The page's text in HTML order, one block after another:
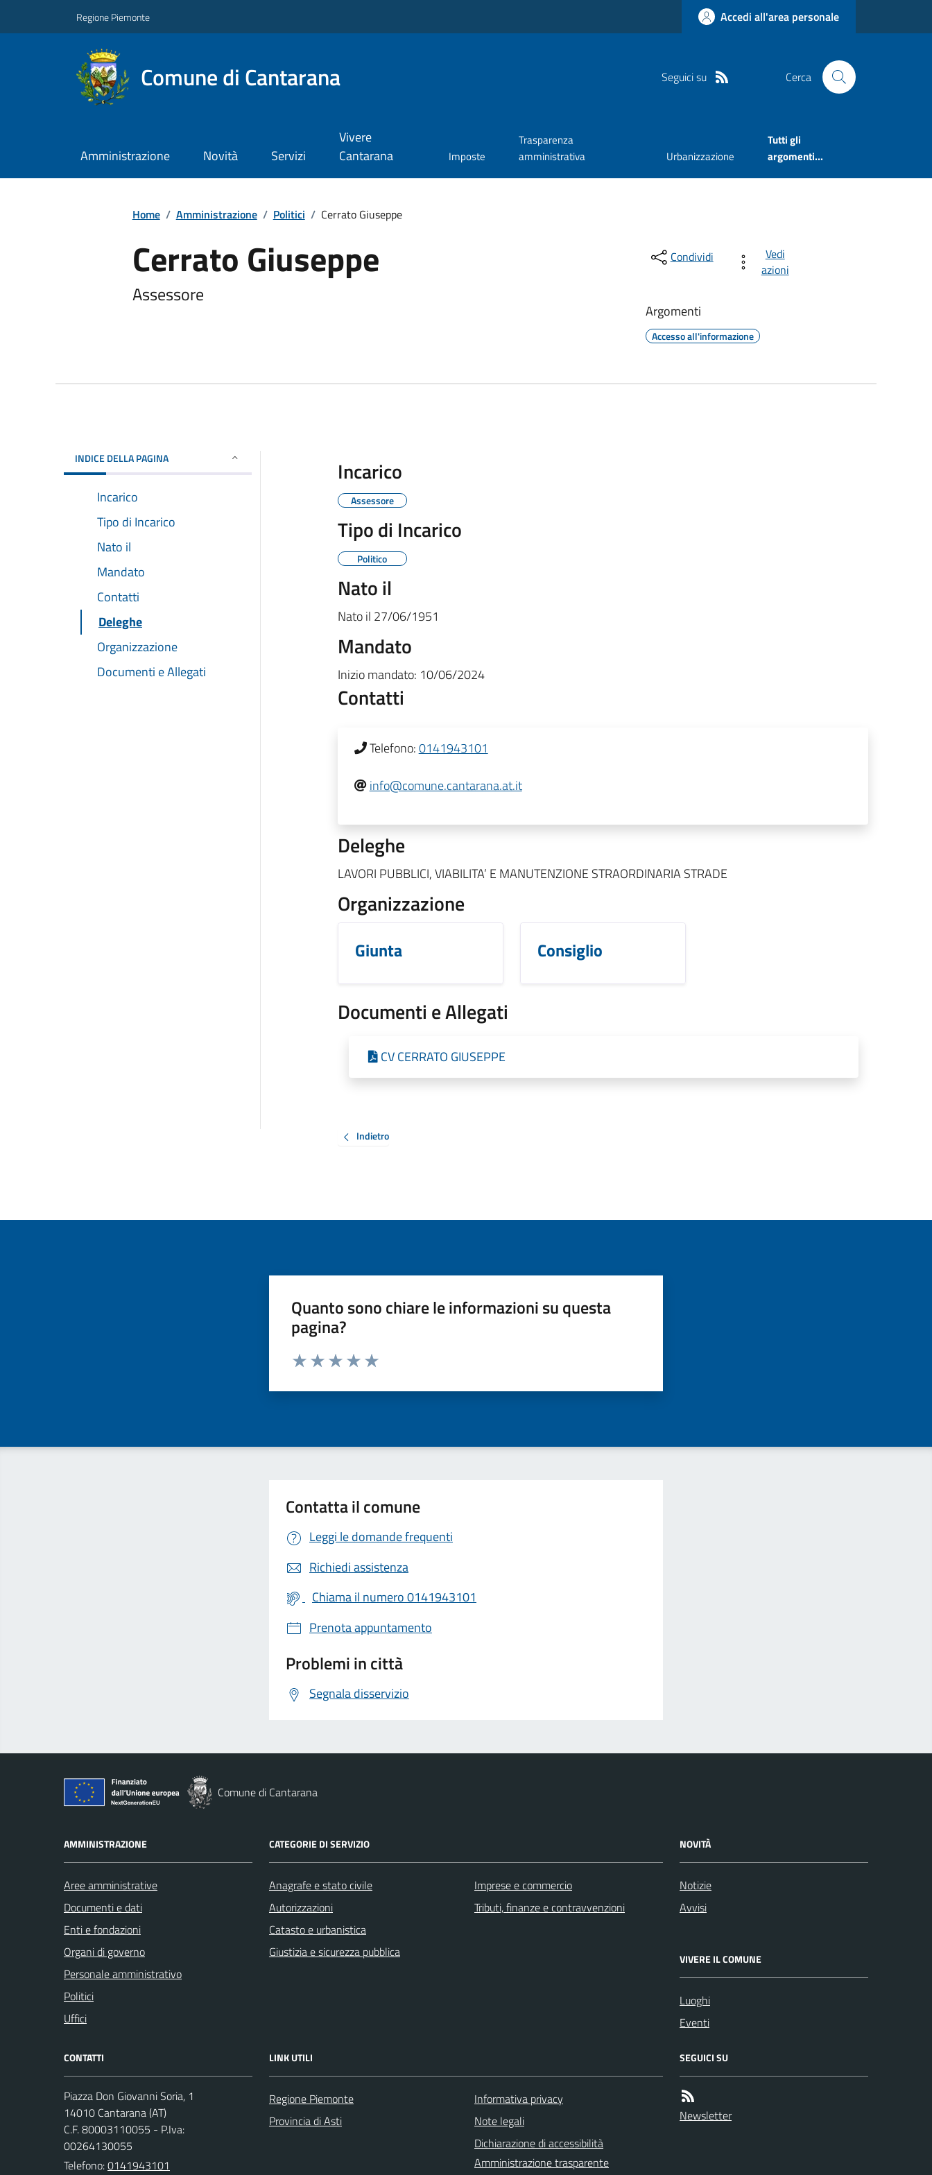
Regione Piemonte Accedi all'area personale
Comune di Cantarana Seguici su Cerca
Amministrazione Novità Servizi
Vivere
Cantarana
Imposte
Trasparenza
amministrativa
Urbanizzazione
Tutti gli
argomenti...
Home / Amministrazione / Politici / Cerrato Giuseppe
Cerrato Giuseppe
Assessore
Condividi
Vedi
azioni
Argomenti
Accesso all'informazione
INDICE DELLA PAGINA
Incarico
Tipo di Incarico
Nato il
Mandato
Contatti
Deleghe
Organizzazione
Documenti e Allegati
Incarico
Assessore
Tipo di Incarico
Politico
Nato il
Nato il 27/06/1951
Mandato
Inizio mandato: 10/06/2024
Contatti
Telefono:0141943101
info@comune.cantarana.at.it
Deleghe
LAVORI PUBBLICI, VIABILITA’ E MANUTENZIONE STRAORDINARIA STRADE
Organizzazione
Giunta Consiglio
Documenti e Allegati
CV CERRATO GIUSEPPE
Indietro
Quanto sono chiare le informazioni su questa
pagina?
Valuta da 1 a 5 stelle la pagina
Contatta il comune
Leggi le domande frequenti
Richiedi assistenza
Chiama il numero 0141943101
Prenota appuntamento
Problemi in città
Segnala disservizio
Comune di Cantarana
AMMINISTRAZIONE
Aree amministrative
Documenti e dati
Enti e fondazioni
Organi di governo
Personale amministrativo
Politici
Uffici
CATEGORIE DI SERVIZIO
Anagrafe e stato civile
Autorizzazioni
Catasto e urbanistica
Giustizia e sicurezza pubblica
Imprese e commercio
Tributi, finanze e contravvenzioni
NOVITÀ
Notizie
Avvisi
VIVERE IL COMUNE
Luoghi
Eventi
CONTATTI
Piazza Don Giovanni Soria, 1
14010 Cantarana (AT)
C.F. 80003110055 - P.Iva:
00264130055
Telefono:0141943101
LINK UTILI
Regione Piemonte
Provincia di Asti
Informativa privacy
Note legali
Dichiarazione di accessibilità
Amministrazione trasparente
SEGUICI SU
Newsletter